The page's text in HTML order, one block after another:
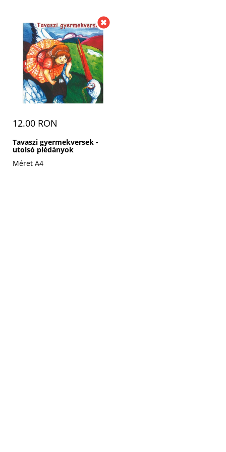
12.00 RON
Tavaszi gyermekversek -
utolsó plédányok
Méret A4